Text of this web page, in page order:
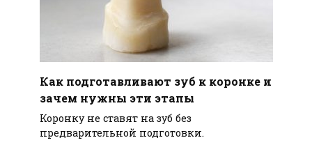
Как подготавливают зуб к коронке и
зачем нужны эти этапы
Коронку не ставят на зуб без
предварительной подготовки.